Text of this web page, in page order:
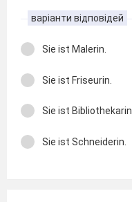
варіанти відповідей
Sie ist Malerin.
Sie ist Friseurin.
Sie ist Bibliothekarin.
Sie ist Schneiderin.